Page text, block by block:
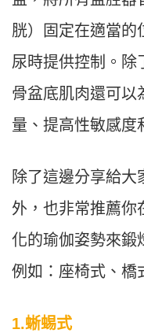
胱）固定在適當的
尿時提供控制。除
骨盆底肌肉還可以
量、提高性敏感度
除了這邊分享給
外，也非常推薦你
化的瑜伽姿勢來鍛
例如：座椅式、橋
1.蜥蜴式